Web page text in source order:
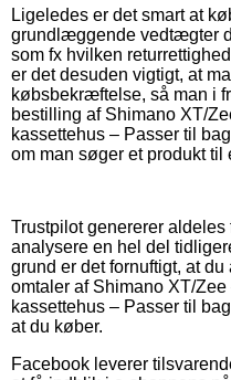
Ligeledes er det smart at
grundlæggende vedtægter
som fx hvilken
er det desuden vigtigt, at
købsbekræftelse, så man i
bestilling af Shimano XT/
kassettehus – Passer til
om man søger et produkt til
Trustpilot genererer
analysere en hel del
grund er det fornuftigt, at
omtaler af Shimano XT/
kassettehus – Passer til
at du køber.
Facebook leverer